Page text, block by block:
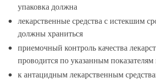
упаковка должна
лекарственные средства с истекшим
должны храниться
приемочный контроль качества
проводится по указанным показателям
к антацидным лекарственным